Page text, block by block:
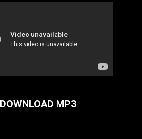
DOWNLOAD MP3